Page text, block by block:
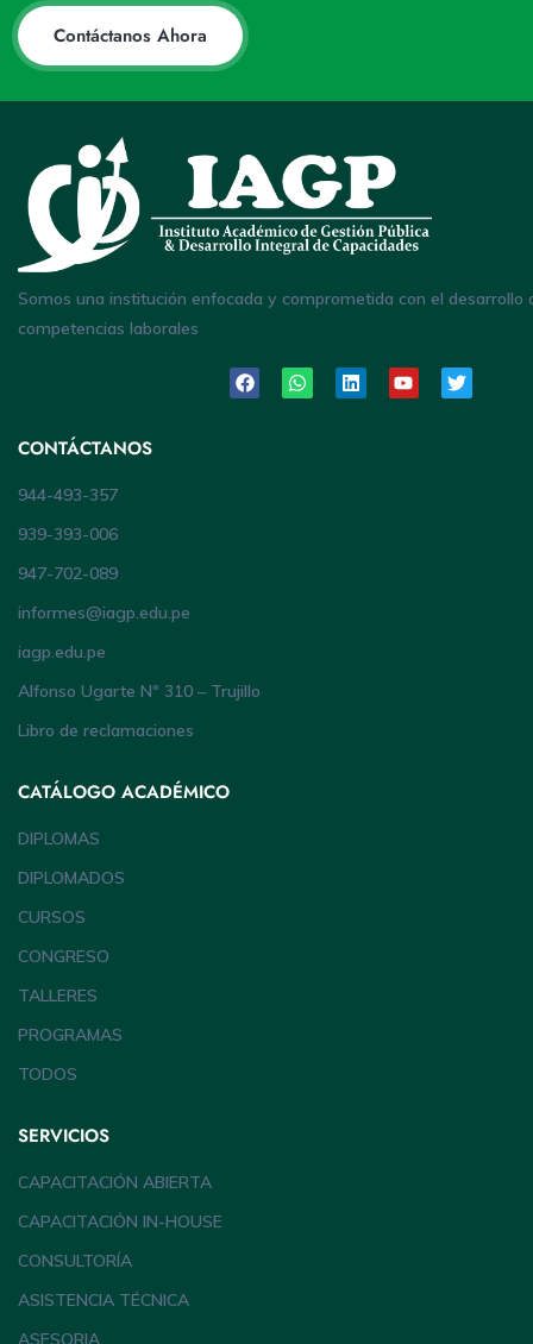
Contáctanos Ahora
Somos una institución enfocada y comprometida con el desarrollo
competencias laborales
CONTÁCTANOS
944-493-357
939-393-006
947-702-089
informes@iagp.edu.pe
iagp.edu.pe
Alfonso Ugarte Nº 310 – Trujillo
Libro de reclamaciones
CATÁLOGO ACADÉMICO
DIPLOMAS
DIPLOMADOS
CURSOS
CONGRESO
TALLERES
PROGRAMAS
TODOS
SERVICIOS
CAPACITACIÓN ABIERTA
CAPACITACIÓN IN-HOUSE
CONSULTORÍA
ASISTENCIA TÉCNICA
ASESORIA